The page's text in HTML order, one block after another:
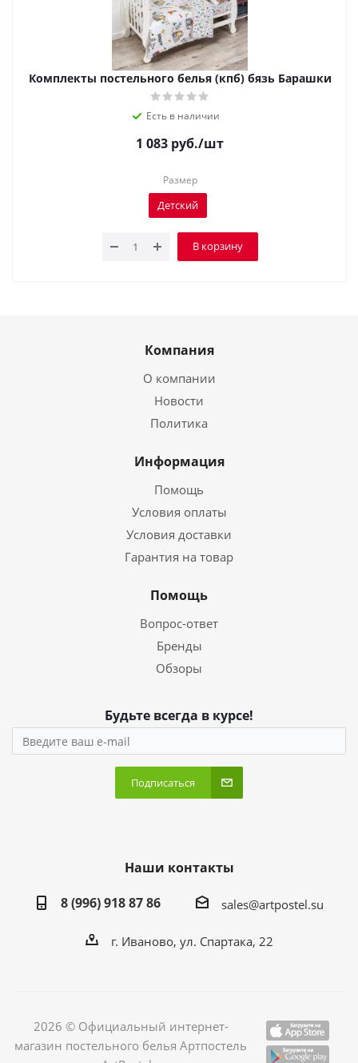
Комплекты постельного белья (кпб) бязь Барашки
Есть в наличии
1 083 руб./шт
Размер
Детский
В корзину
Компания
О компании
Новости
Политика
Информация
Помощь
Условия оплаты
Условия доставки
Гарантия на товар
Помощь
Вопрос-ответ
Бренды
Обзоры
Будьте всегда в курсе!
Подписаться
Наши контакты
8 (996) 918 87 86
sales@artpostel.su
г. Иваново, ул. Спартака, 22
2026 © Официальный интернет-
магазин постельного белья Артпостель